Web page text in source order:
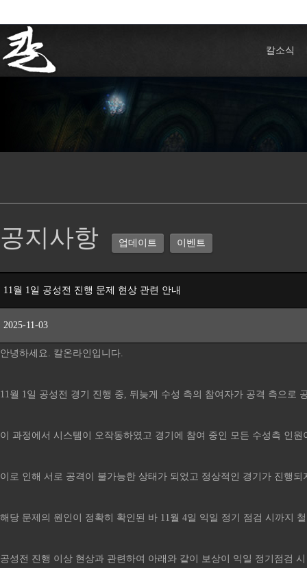
칼소식
공지사항 업데이트 이벤트
11월 1일 공성전 진행 문제 현상 관련 안내
2025-11-03
안녕하세요. 칼온라인입니다.
11월 1일 공성전 경기 진행 중, 뒤늦게 수성 측의 참여자가 공격 측으로
이 과정에서 시스템이 오작동하였고 경기에 참여 중인 모든 수성측 인
이로 인해 서로 공격이 불가능한 상태가 되었고 정상적인 경기가 진행
해당 문제의 원인이 정확히 확인된 바 11월 4일 익일 정기 점검 시까지
공성전 진행 이상 현상과 관련하여 아래와 같이 보상이 익일 정기점검